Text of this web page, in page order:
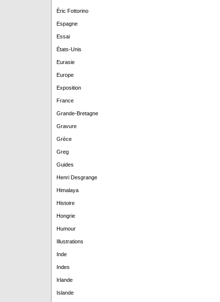
Éric Fottorino
Espagne
Essai
États-Unis
Eurasie
Europe
Exposition
France
Grande-Bretagne
Gravure
Grèce
Greg
Guides
Henri Desgrange
Himalaya
Histoire
Hongrie
Humour
Illustrations
Inde
Indes
Irlande
Islande